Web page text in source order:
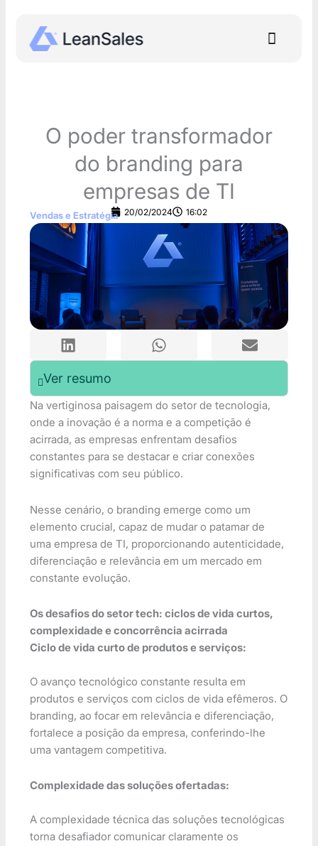
Menu
O poder transformador
do branding para
empresas de TI
20/02/2024 16:02
Vendas e Estratégia
Ver resumo
Na vertiginosa paisagem do setor de tecnologia,
onde a inovação é a norma e a competição é
acirrada, as empresas enfrentam desafios
constantes para se destacar e criar conexões
significativas com seu público.
Nesse cenário, o branding emerge como um
elemento crucial, capaz de mudar o patamar de
uma empresa de TI, proporcionando autenticidade,
diferenciação e relevância em um mercado em
constante evolução.
Os desafios do setor tech: ciclos de vida curtos,
complexidade e concorrência acirrada
Ciclo de vida curto de produtos e serviços:
O avanço tecnológico constante resulta em
produtos e serviços com ciclos de vida efêmeros. O
branding, ao focar em relevância e diferenciação,
fortalece a posição da empresa, conferindo-lhe
uma vantagem competitiva.
Complexidade das soluções ofertadas:
A complexidade técnica das soluções tecnológicas
torna desafiador comunicar claramente os